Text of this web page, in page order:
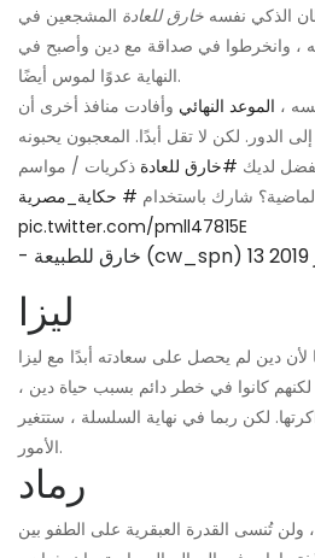
الذكي نفسه خارق للعادة المشجعين في
، وانخرطوا في صداقة مع دين وأصبح في
النهاية عدوًا لموس أيضًا.
، الموعد النهائي وأفادت منافذ أخرى أن
لديك #خارق للعادة ذكريات / مواسم
# حكاية_مصرية
pic.twitter.com/pmll47815E
- خارق للطبيعة (cw_spn)
ليزا
لأن دين لم يحصل على سعادته أبدًا مع ليزا
لكنهم كانوا في خطر دائم بسبب حياة دين ،
لكن ربما في نهاية السلسلة ، ستتغير
الأمور.
رماد
ولن تُنسى القدرة العبقرية على الطفو بين